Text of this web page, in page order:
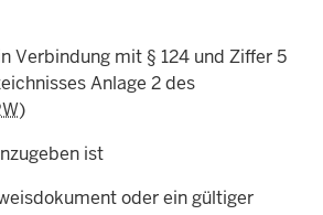
Verbindung mit § 124 und Ziffer 5
Anlage 2 des
)
ist
oder ein gültiger